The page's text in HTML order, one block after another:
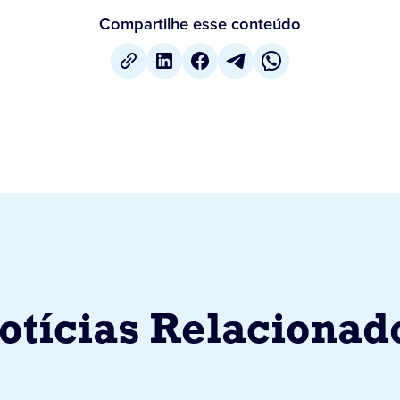
Compartilhe esse conteúdo